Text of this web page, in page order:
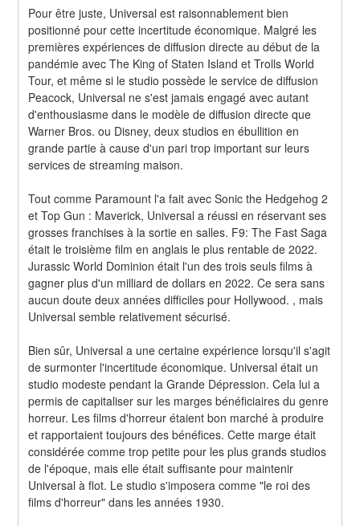
Pour être juste, Universal est raisonnablement bien
positionné pour cette incertitude économique. Malgré les
premières expériences de diffusion directe au début de la
pandémie avec The King of Staten Island et Trolls World
Tour, et même si le studio possède le service de diffusion
Peacock, Universal ne s'est jamais engagé avec autant
d'enthousiasme dans le modèle de diffusion directe que
Warner Bros. ou Disney, deux studios en ébullition en
grande partie à cause d'un pari trop important sur leurs
services de streaming maison.
Tout comme Paramount l'a fait avec Sonic the Hedgehog 2
et Top Gun : Maverick, Universal a réussi en réservant ses
grosses franchises à la sortie en salles. F9: The Fast Saga
était le troisième film en anglais le plus rentable de 2022.
Jurassic World Dominion était l'un des trois seuls films à
gagner plus d'un milliard de dollars en 2022. Ce sera sans
aucun doute deux années difficiles pour Hollywood. , mais
Universal semble relativement sécurisé.
Bien sûr, Universal a une certaine expérience lorsqu'il s'agit
de surmonter l'incertitude économique. Universal était un
studio modeste pendant la Grande Dépression. Cela lui a
permis de capitaliser sur les marges bénéficiaires du genre
horreur. Les films d'horreur étaient bon marché à produire
et rapportaient toujours des bénéfices. Cette marge était
considérée comme trop petite pour les plus grands studios
de l'époque, mais elle était suffisante pour maintenir
Universal à flot. Le studio s'imposera comme "le roi des
films d'horreur" dans les années 1930.